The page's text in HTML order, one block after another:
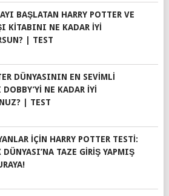
BAŞLATAN HARRY POTTER VE
KITABINI NE KADAR İYI
| TEST
DÜNYASININ EN SEVIMLI
NE KADAR İYI
| TEST
IÇIN HARRY POTTER TESTI:
DÜNYASI’NA TAZE GIRIŞ YAPMIŞ